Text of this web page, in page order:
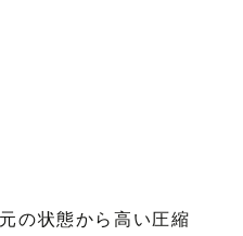
の状態から高い圧縮